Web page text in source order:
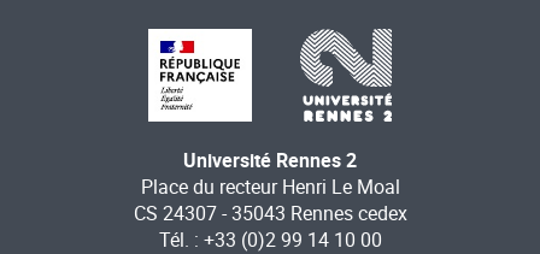
Université Rennes 2
Place du recteur Henri Le Moal
CS 24307 - 35043 Rennes cedex
Tél. : +33 (0)2 99 14 10 00